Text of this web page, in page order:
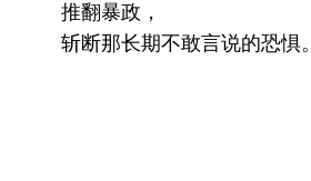
推翻暴政，
斩断那长期不敢言说的恐惧。